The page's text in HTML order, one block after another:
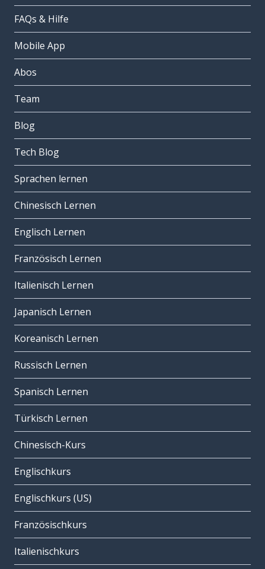
FAQs & Hilfe
Mobile App
Abos
Team
Blog
Tech Blog
Sprachen lernen
Chinesisch Lernen
Englisch Lernen
Französisch Lernen
Italienisch Lernen
Japanisch Lernen
Koreanisch Lernen
Russisch Lernen
Spanisch Lernen
Türkisch Lernen
Chinesisch-Kurs
Englischkurs
Englischkurs (US)
Französischkurs
Italienischkurs